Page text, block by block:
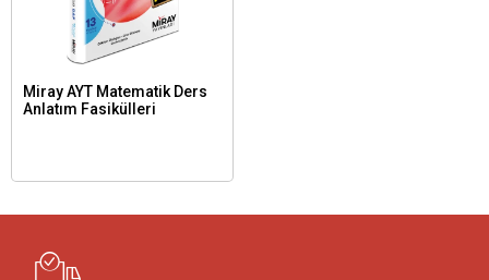
Miray AYT Matematik Ders
Anlatım Fasikülleri